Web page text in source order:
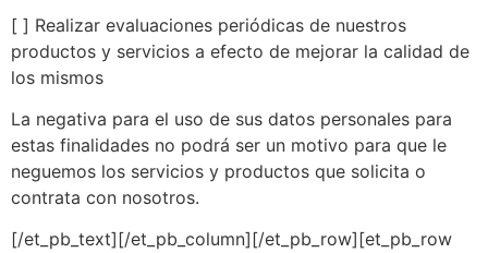
[ ] Realizar evaluaciones periódicas de nuestros
productos y servicios a efecto de mejorar la calidad de
los mismos
La negativa para el uso de sus datos personales para
estas finalidades no podrá ser un motivo para que le
neguemos los servicios y productos que solicita o
contrata con nosotros.
[/et_pb_text][/et_pb_column][/et_pb_row][et_pb_row